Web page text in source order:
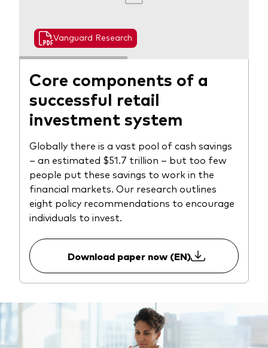
Vanguard Research
Core components of a
successful retail
investment system
Globally there is a vast pool of cash savings
– an estimated $51.7 trillion – but too few
people put these savings to work in the
financial markets. Our research outlines
eight policy recommendations to encourage
individuals to invest.
Download paper now (EN)